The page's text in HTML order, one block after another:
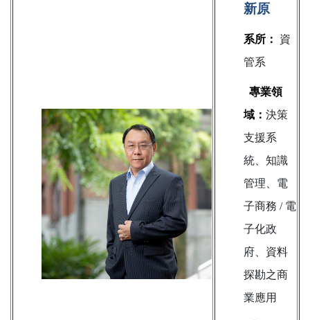
新原
系所：
資
管系
專業領
域： 決策
支援系
統、知識
管理、電
子商務 / 電
子化政
府、資料
探勘之商
業應用